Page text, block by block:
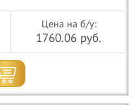
Цена на б/у:
1760.06 руб.